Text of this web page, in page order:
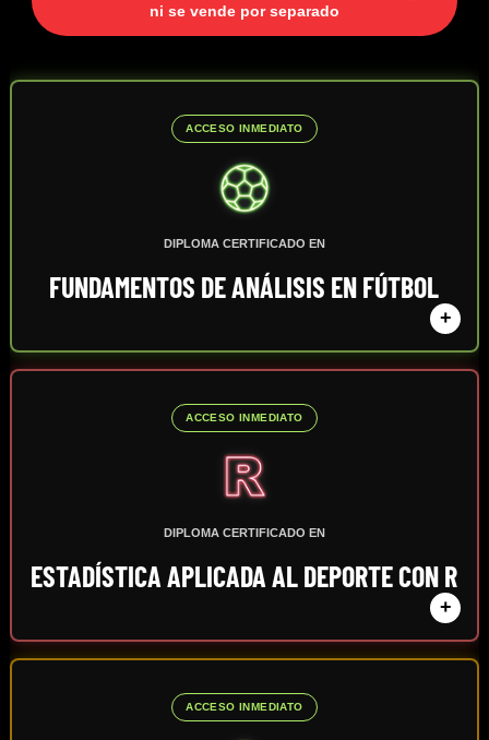
ni se vende por separado
ACCESO INMEDIATO
DIPLOMA CERTIFICADO EN
FUNDAMENTOS DE ANÁLISIS EN FÚTBOL
+
ACCESO INMEDIATO
DIPLOMA CERTIFICADO EN
ESTADÍSTICA APLICADA AL DEPORTE CON R
+
ACCESO INMEDIATO